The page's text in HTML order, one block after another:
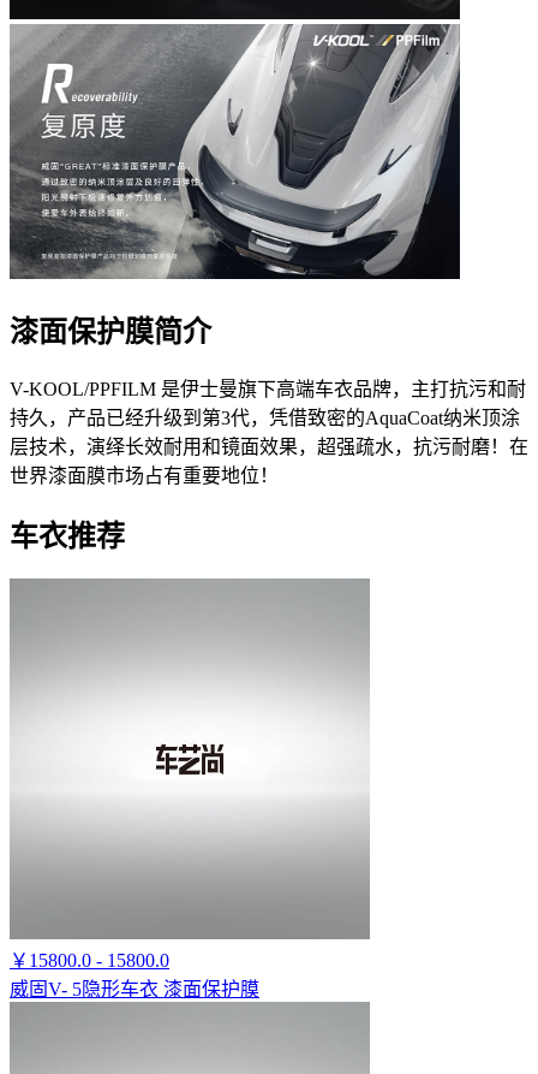
漆面保护膜简介
V-KOOL/PPFILM 是伊士曼旗下高端车衣品牌，主打抗污和耐
持久，产品已经升级到第3代，凭借致密的AquaCoat纳米顶涂
层技术，演绎长效耐用和镜面效果，超强疏水，抗污耐磨！在
世界漆面膜市场占有重要地位！
车衣推荐
￥15800.0 - 15800.0
威固V- 5隐形车衣 漆面保护膜